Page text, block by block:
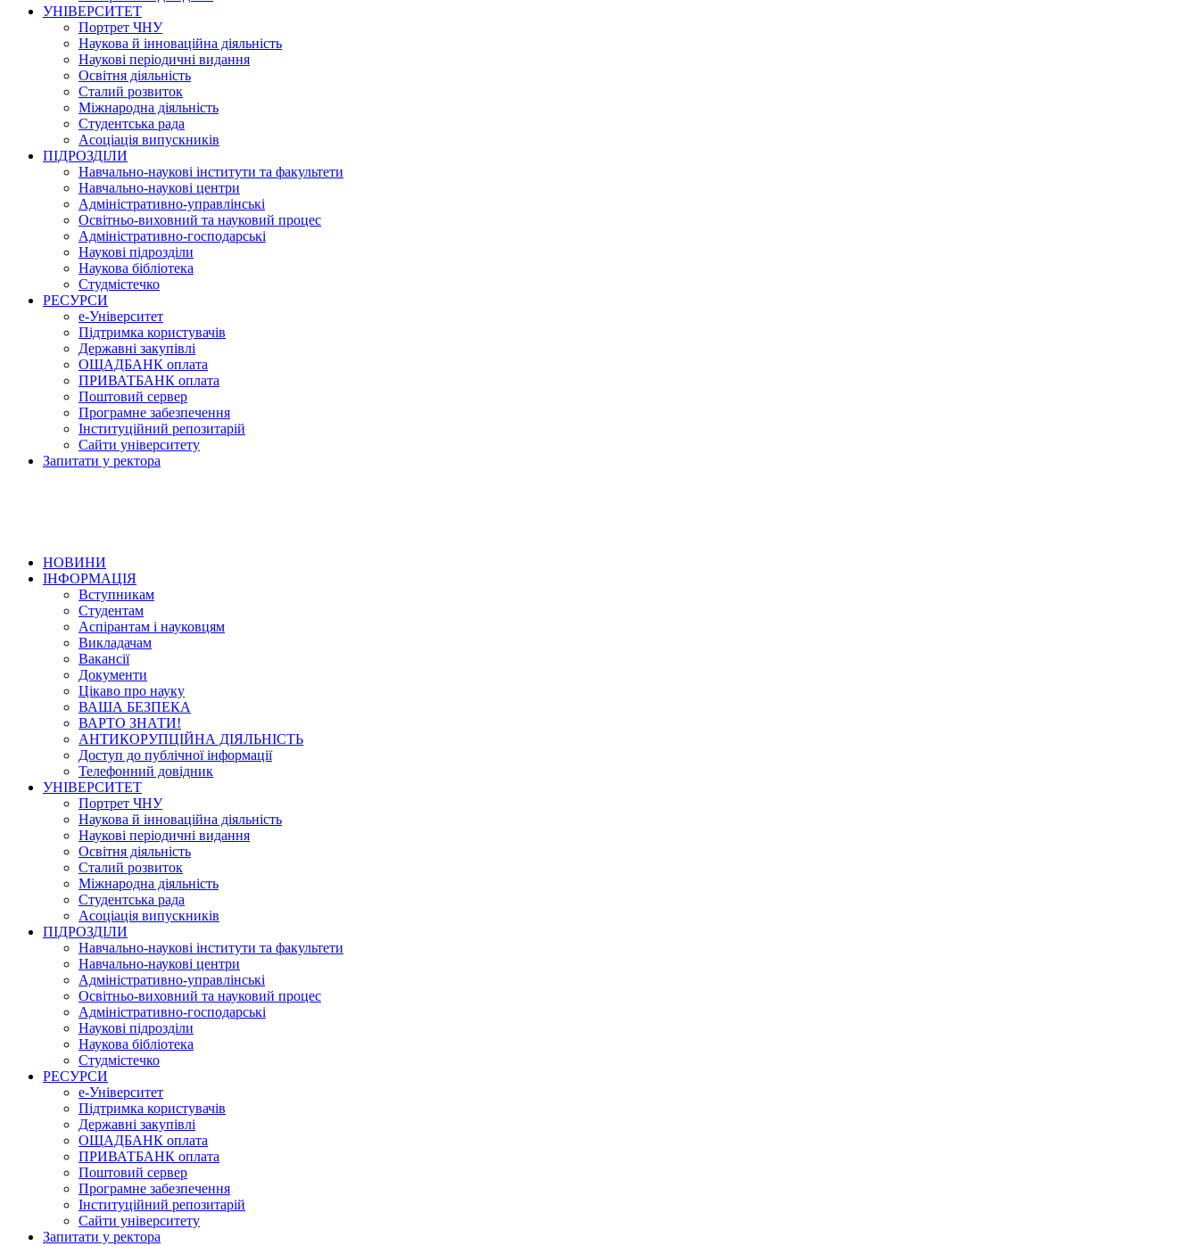
УНІВЕРСИТЕТ
Портрет ЧНУ
Наукова й інноваційна діяльність
Наукові періодичні видання
Освітня діяльність
Сталий розвиток
Міжнародна діяльність
Студентська рада
Асоціація випускників
ПІДРОЗДІЛИ
Навчально-наукові інститути та факультети
Навчально-наукові центри
Адміністративно-управлінські
Освітньо-виховний та науковий процес
Адміністративно-господарські
Наукові підрозділи
Наукова бібліотека
Студмістечко
РЕСУРСИ
е-Університет
Підтримка користувачів
Державні закупівлі
ОЩАДБАНК оплата
ПРИВАТБАНК оплата
Поштовий сервер
Програмне забезпечення
Інституційний репозитарій
Сайти університету
Запитати у ректора
НОВИНИ
ІНФОРМАЦІЯ
Вступникам
Студентам
Аспірантам і науковцям
Викладачам
Вакансії
Документи
Цікаво про науку
ВАША БЕЗПЕКА
ВАРТО ЗНАТИ!
АНТИКОРУПЦІЙНА ДІЯЛЬНІСТЬ
Доступ до публічної інформації
Телефонний довідник
УНІВЕРСИТЕТ
Портрет ЧНУ
Наукова й інноваційна діяльність
Наукові періодичні видання
Освітня діяльність
Сталий розвиток
Міжнародна діяльність
Студентська рада
Асоціація випускників
ПІДРОЗДІЛИ
Навчально-наукові інститути та факультети
Навчально-наукові центри
Адміністративно-управлінські
Освітньо-виховний та науковий процес
Адміністративно-господарські
Наукові підрозділи
Наукова бібліотека
Студмістечко
РЕСУРСИ
е-Університет
Підтримка користувачів
Державні закупівлі
ОЩАДБАНК оплата
ПРИВАТБАНК оплата
Поштовий сервер
Програмне забезпечення
Інституційний репозитарій
Сайти університету
Запитати у ректора